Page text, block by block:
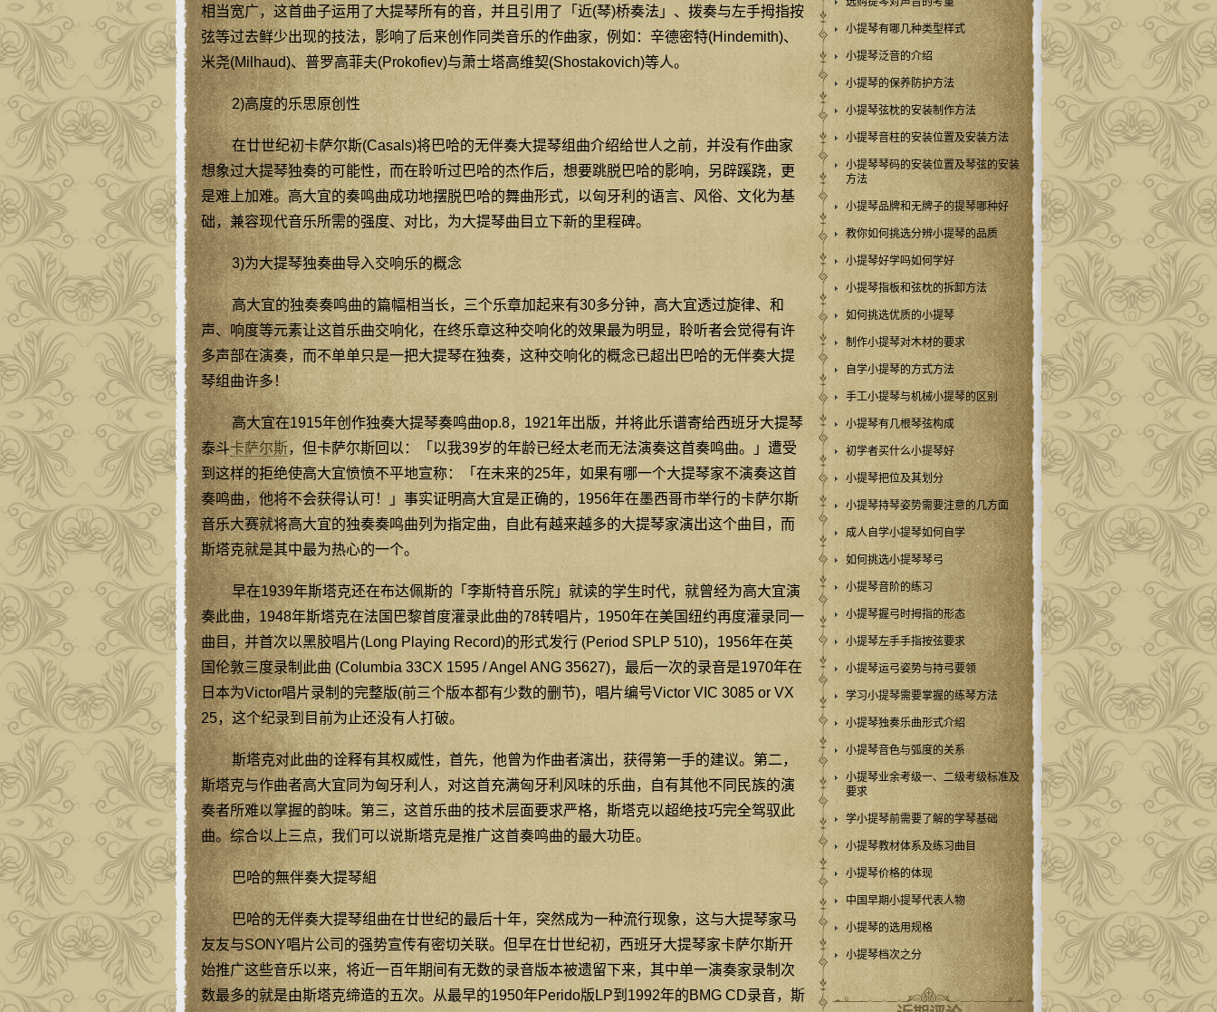
相当宽广，这首曲子运用了大提琴所有的音，并且引用了「近(琴)桥奏法」、拨奏与左手拇指按
弦等过去鲜少出现的技法，影响了后来创作同类音乐的作曲家，例如：辛德密特(Hindemith)、
米尧(Milhaud)、普罗高菲夫(Prokofiev)与萧士塔高维契(Shostakovich)等人。
2)高度的乐思原创性
在廿世纪初卡萨尔斯(Casals)将巴哈的无伴奏大提琴组曲介绍给世人之前，并没有作曲家
想象过大提琴独奏的可能性，而在聆听过巴哈的杰作后，想要跳脱巴哈的影响，另辟蹊跷，更
是难上加难。高大宜的奏鸣曲成功地摆脱巴哈的舞曲形式，以匈牙利的语言、风俗、文化为基
础，兼容现代音乐所需的强度、对比，为大提琴曲目立下新的里程碑。
3)为大提琴独奏曲导入交响乐的概念
高大宜的独奏奏鸣曲的篇幅相当长，三个乐章加起来有30多分钟，高大宜透过旋律、和
声、响度等元素让这首乐曲交响化，在终乐章这种交响化的效果最为明显，聆听者会觉得有许
多声部在演奏，而不单单只是一把大提琴在独奏，这种交响化的概念已超出巴哈的无伴奏大提
琴组曲许多！
高大宜在1915年创作独奏大提琴奏鸣曲op.8，1921年出版，并将此乐谱寄给西班牙大提琴
泰斗卡萨尔斯，但卡萨尔斯回以：「以我39岁的年龄已经太老而无法演奏这首奏鸣曲。」遭受
到这样的拒绝使高大宜愤愤不平地宣称：「在未来的25年，如果有哪一个大提琴家不演奏这首
奏鸣曲，他将不会获得认可！」事实证明高大宜是正确的，1956年在墨西哥市举行的卡萨尔斯
音乐大赛就将高大宜的独奏奏鸣曲列为指定曲，自此有越来越多的大提琴家演出这个曲目，而
斯塔克就是其中最为热心的一个。
早在1939年斯塔克还在布达佩斯的「李斯特音乐院」就读的学生时代，就曾经为高大宜演
奏此曲，1948年斯塔克在法国巴黎首度灌录此曲的78转唱片，1950年在美国纽约再度灌录同一
曲目，并首次以黑胶唱片(Long Playing Record)的形式发行 (Period SPLP 510)，1956年在英
国伦敦三度录制此曲 (Columbia 33CX 1595 / Angel ANG 35627)，最后一次的录音是1970年在
日本为Victor唱片录制的完整版(前三个版本都有少数的删节)，唱片编号Victor VIC 3085 or VX
25，这个纪录到目前为止还没有人打破。
斯塔克对此曲的诠释有其权威性，首先，他曾为作曲者演出，获得第一手的建议。第二，
斯塔克与作曲者高大宜同为匈牙利人，对这首充满匈牙利风味的乐曲，自有其他不同民族的演
奏者所难以掌握的韵味。第三，这首乐曲的技术层面要求严格，斯塔克以超绝技巧完全驾驭此
曲。综合以上三点，我们可以说斯塔克是推广这首奏鸣曲的最大功臣。
巴哈的無伴奏大提琴組
巴哈的无伴奏大提琴组曲在廿世纪的最后十年，突然成为一种流行现象，这与大提琴家马
友友与SONY唱片公司的强势宣传有密切关联。但早在廿世纪初，西班牙大提琴家卡萨尔斯开
始推广这些音乐以来，将近一百年期间有无数的录音版本被遗留下来，其中单一演奏家录制次
数最多的就是由斯塔克缔造的五次。从最早的1950年Perido版LP到1992年的BMG CD录音，斯
小提琴有哪几种类型样式
小提琴泛音的介绍
小提琴的保养防护方法
小提琴弦枕的安装制作方法
小提琴音柱的安装位置及安装方法
小提琴琴码的安装位置及琴弦的安装
方法
小提琴品牌和无牌子的提琴哪种好
教你如何挑选分辨小提琴的品质
小提琴好学吗如何学好
小提琴指板和弦枕的拆卸方法
如何挑选优质的小提琴
制作小提琴对木材的要求
自学小提琴的方式方法
手工小提琴与机械小提琴的区别
小提琴有几根琴弦构成
初学者买什么小提琴好
小提琴把位及其划分
小提琴持琴姿势需要注意的几方面
成人自学小提琴如何自学
如何挑选小提琴琴弓
小提琴音阶的练习
小提琴握弓时拇指的形态
小提琴左手手指按弦要求
小提琴运弓姿势与持弓要领
学习小提琴需要掌握的练琴方法
小提琴独奏乐曲形式介绍
小提琴音色与弧度的关系
小提琴业余考级一、二级考级标准及
要求
学小提琴前需要了解的学琴基础
小提琴教材体系及练习曲目
小提琴价格的体现
中国早期小提琴代表人物
小提琴的选用规格
小提琴档次之分